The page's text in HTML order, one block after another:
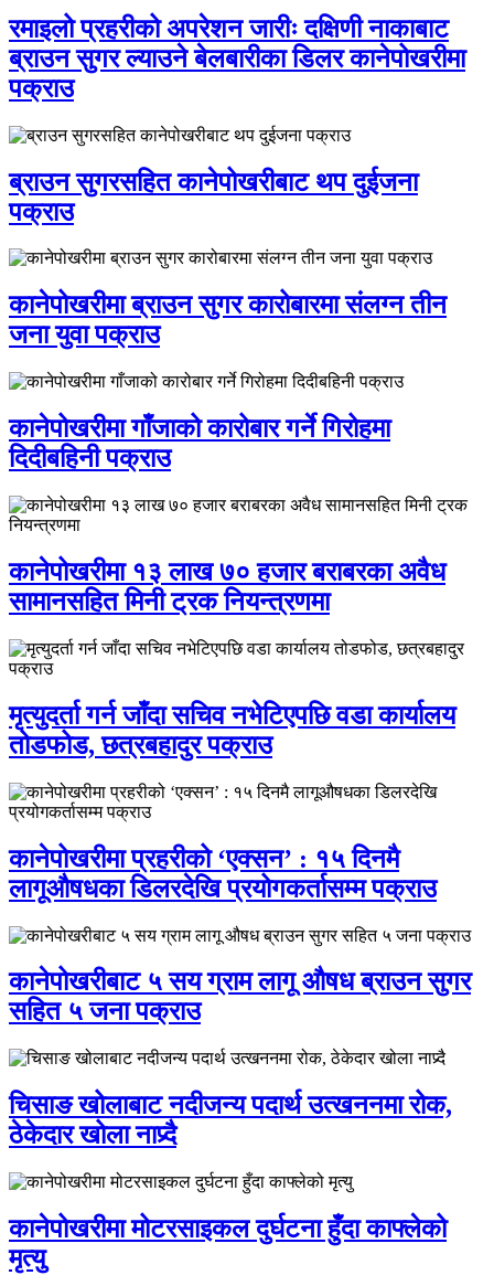
रमाइलो प्रहरीको अपरेशन जारीः दक्षिणी नाकाबाट
ब्राउन सुगर ल्याउने बेलबारीका डिलर कानेपोखरीमा
पक्राउ
ब्राउन सुगरसहित कानेपोखरीबाट थप दुईजना
पक्राउ
कानेपोखरीमा ब्राउन सुगर कारोबारमा संलग्न तीन
जना युवा पक्राउ
कानेपोखरीमा गाँजाको कारोबार गर्ने गिरोहमा
दिदीबहिनी पक्राउ
कानेपोखरीमा १३ लाख ७० हजार बराबरका अवैध
सामानसहित मिनी ट्रक नियन्त्रणमा
मृत्युदर्ता गर्न जाँदा सचिव नभेटिएपछि वडा कार्यालय
तोडफोड, छत्रबहादुर पक्राउ
कानेपोखरीमा प्रहरीको ‘एक्सन’ : १५ दिनमै
लागूऔषधका डिलरदेखि प्रयोगकर्तासम्म पक्राउ
कानेपोखरीबाट ५ सय ग्राम लागू औषध ब्राउन सुगर
सहित ५ जना पक्राउ
चिसाङ खोलाबाट नदीजन्य पदार्थ उत्खननमा रोक,
ठेकेदार खोला नाप्र्दै
कानेपोखरीमा मोटरसाइकल दुर्घटना हुँदा काफ्लेको
मृत्यु